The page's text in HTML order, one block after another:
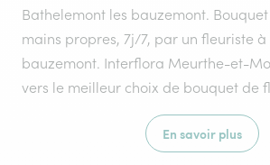
Bathelemont les bauzemont.
mains propres, 7j/7, par un fleuriste
bauzemont. Interflora Meurthe-et-
vers le meilleur choix de bouquet de
En savoir plus